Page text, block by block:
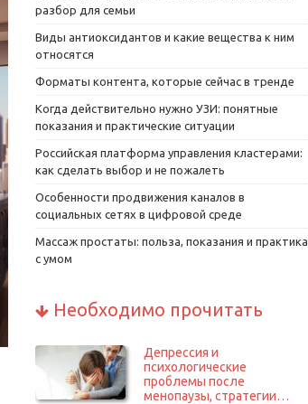
разбор для семьи
Виды антиоксидантов и какие вещества к ним
относятся
Форматы контента, которые сейчас в тренде
Когда действительно нужно УЗИ: понятные
показания и практические ситуации
Российская платформа управления кластерами:
как сделать выбор и не пожалеть
Особенности продвижения каналов в
социальных сетях в цифровой среде
Массаж простаты: польза, показания и практика
с умом
Необходимо прочитать
Депрессия и
психологические
проблемы после
менопаузы, стратегии…